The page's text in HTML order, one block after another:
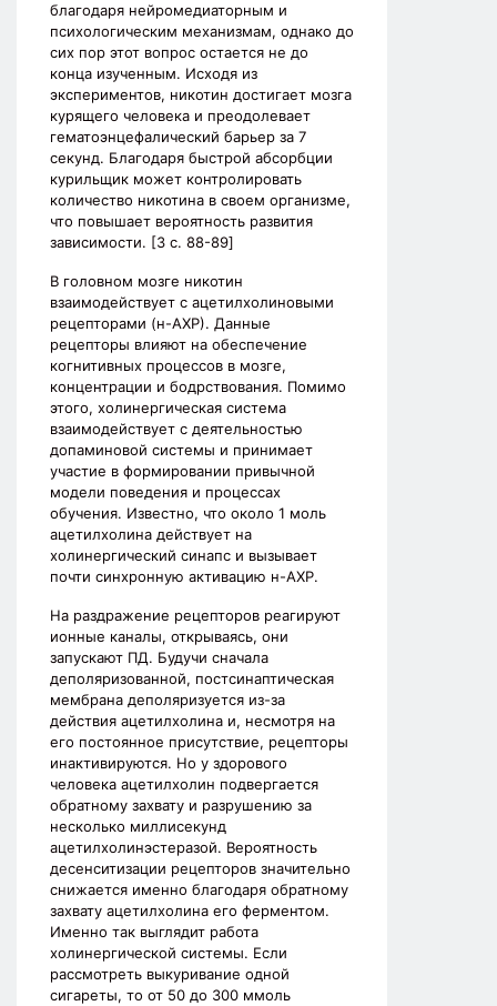
благодаря нейромедиаторным и
психологическим механизмам, однако до
сих пор этот вопрос остается не до
конца изученным. Исходя из
экспериментов, никотин достигает мозга
курящего человека и преодолевает
гематоэнцефалический барьер за 7
секунд. Благодаря быстрой абсорбции
курильщик может контролировать
количество никотина в своем организме,
что повышает вероятность развития
зависимости. [3 c. 88-89]
В головном мозге никотин
взаимодействует с ацетилхолиновыми
рецепторами (н-АХР). Данные
рецепторы влияют на обеспечение
когнитивных процессов в мозге,
концентрации и бодрствования. Помимо
этого, холинергическая система
взаимодействует с деятельностью
допаминовой системы и принимает
участие в формировании привычной
модели поведения и процессах
обучения. Известно, что около 1 моль
ацетилхолина действует на
холинергический синапс и вызывает
почти синхронную активацию н-АХР.
На раздражение рецепторов реагируют
ионные каналы, открываясь, они
запускают ПД. Будучи сначала
деполяризованной, постсинаптическая
мембрана деполяризуется из-за
действия ацетилхолина и, несмотря на
его постоянное присутствие, рецепторы
инактивируются. Но у здорового
человека ацетилхолин подвергается
обратному захвату и разрушению за
несколько миллисекунд
ацетилхолинэстеразой. Вероятность
десенситизации рецепторов значительно
снижается именно благодаря обратному
захвату ацетилхолина его ферментом.
Именно так выглядит работа
холинергической системы. Если
рассмотреть выкуривание одной
сигареты, то от 50 до 300 ммоль